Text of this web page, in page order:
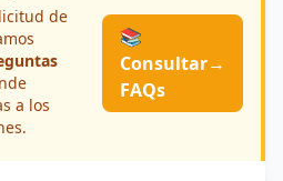
de
a los
📚
Consultar
FAQs
→